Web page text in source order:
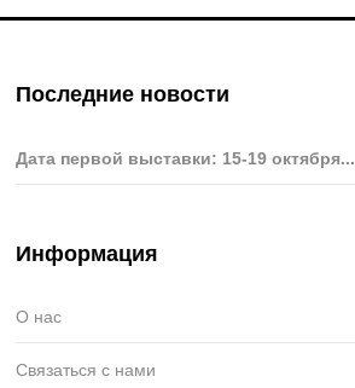
Последние новости
Дата первой выставки: 15-19 октября...
Информация
О нас
Связаться с нами